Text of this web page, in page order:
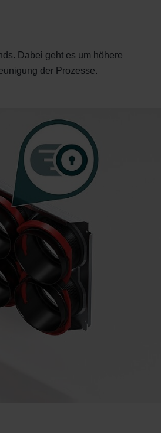
Dabei geht es um höhere
der Prozesse.